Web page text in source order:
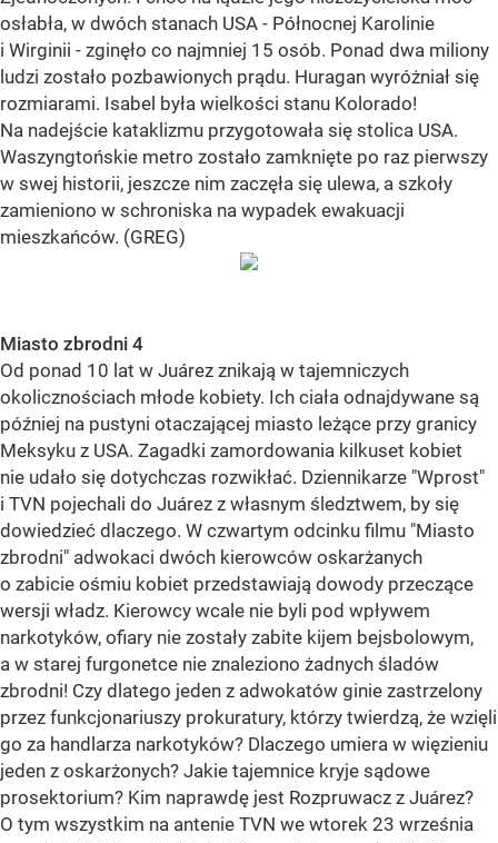
osłabła, w dwóch stanach USA - Północnej Karolinie
i Wirginii - zginęło co najmniej 15 osób. Ponad dwa miliony
ludzi zostało pozbawionych prądu. Huragan wyróżniał się
rozmiarami. Isabel była wielkości stanu Kolorado!
Na nadejście kataklizmu przygotowała się stolica USA.
Waszyngtońskie metro zostało zamknięte po raz pierwszy
w swej historii, jeszcze nim zaczęła się ulewa, a szkoły
zamieniono w schroniska na wypadek ewakuacji
mieszkańców. (GREG)
Miasto zbrodni 4
Od ponad 10 lat w Juárez znikają w tajemniczych
okolicznościach młode kobiety. Ich ciała odnajdywane są
później na pustyni otaczającej miasto leżące przy granicy
Meksyku z USA. Zagadki zamordowania kilkuset kobiet
nie udało się dotychczas rozwikłać. Dziennikarze "Wprost"
i TVN pojechali do Juárez z własnym śledztwem, by się
dowiedzieć dlaczego. W czwartym odcinku filmu "Miasto
zbrodni" adwokaci dwóch kierowców oskarżanych
o zabicie ośmiu kobiet przedstawiają dowody przeczące
wersji władz. Kierowcy wcale nie byli pod wpływem
narkotyków, ofiary nie zostały zabite kijem bejsbolowym,
a w starej furgonetce nie znaleziono żadnych śladów
zbrodni! Czy dlatego jeden z adwokatów ginie zastrzelony
przez funkcjonariuszy prokuratury, którzy twierdzą, że wzięli
go za handlarza narkotyków? Dlaczego umiera w więzieniu
jeden z oskarżonych? Jakie tajemnice kryje sądowe
prosektorium? Kim naprawdę jest Rozpruwacz z Juárez?
O tym wszystkim na antenie TVN we wtorek 23 września